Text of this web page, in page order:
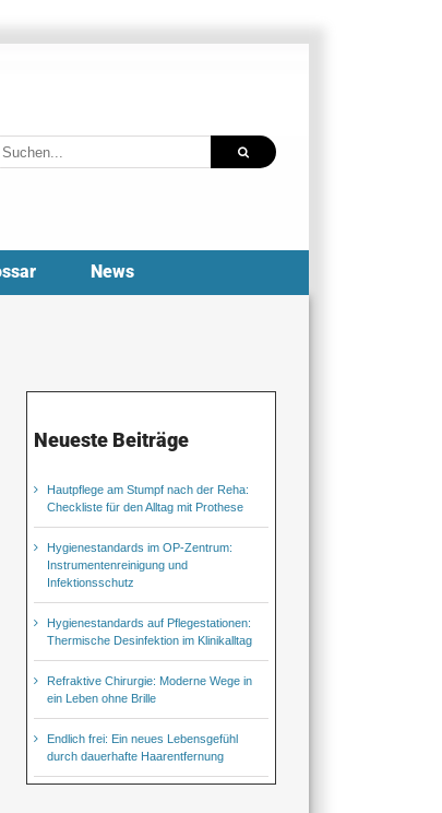
News
Neueste Beiträge
Hautpflege am Stumpf nach der Reha:
Checkliste für den Alltag mit Prothese
Hygienestandards im OP-Zentrum:
Instrumentenreinigung und
Infektionsschutz
Hygienestandards auf Pflegestationen:
Thermische Desinfektion im Klinikalltag
Refraktive Chirurgie: Moderne Wege in
ein Leben ohne Brille
Endlich frei: Ein neues Lebensgefühl
durch dauerhafte Haarentfernung